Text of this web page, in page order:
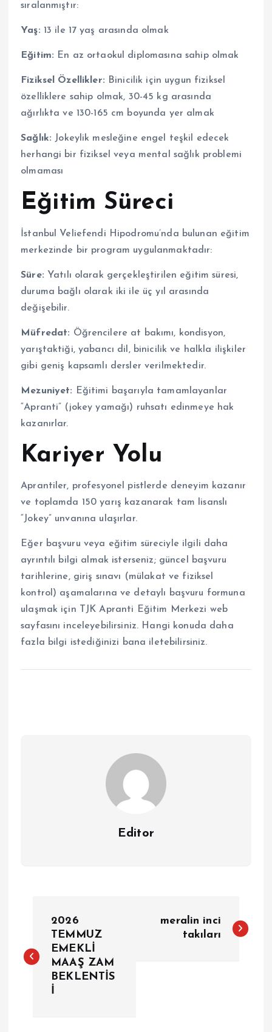
sıralanmıştır:
Yaş: 13 ile 17 yaş arasında olmak
Eğitim: En az ortaokul diplomasına sahip olmak
Fiziksel Özellikler: Binicilik için uygun fiziksel
özelliklere sahip olmak, 30-45 kg arasında
ağırlıkta ve 130-165 cm boyunda yer almak
Sağlık: Jokeylik mesleğine engel teşkil edecek
herhangi bir fiziksel veya mental sağlık problemi
olmaması
Eğitim Süreci
İstanbul Veliefendi Hipodromu’nda bulunan eğitim
merkezinde bir program uygulanmaktadır:
Süre: Yatılı olarak gerçekleştirilen eğitim süresi,
duruma bağlı olarak iki ile üç yıl arasında
değişebilir.
Müfredat: Öğrencilere at bakımı, kondisyon,
yarıştaktiği, yabancı dil, binicilik ve halkla ilişkiler
gibi geniş kapsamlı dersler verilmektedir.
Mezuniyet: Eğitimi başarıyla tamamlayanlar
“Apranti” (jokey yamağı) ruhsatı edinmeye hak
kazanırlar.
Kariyer Yolu
Aprantiler, profesyonel pistlerde deneyim kazanır
ve toplamda 150 yarış kazanarak tam lisanslı
“Jokey” unvanına ulaşırlar.
Eğer başvuru veya eğitim süreciyle ilgili daha
ayrıntılı bilgi almak isterseniz; güncel başvuru
tarihlerine, giriş sınavı (mülakat ve fiziksel
kontrol) aşamalarına ve detaylı başvuru formuna
ulaşmak için TJK Apranti Eğitim Merkezi web
sayfasını inceleyebilirsiniz. Hangi konuda daha
fazla bilgi istediğinizi bana iletebilirsiniz.
Editor
z
2026
TEMMUZ
EMEKLİ
MAAŞ ZAM
BEKLENTİS
İ
meralin inci
takıları